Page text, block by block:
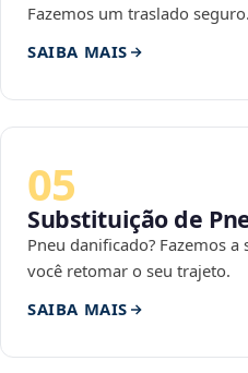
Fazemos um traslado seguro.
SAIBA MAIS
05
Substituição de
Pneu danificado? Fazemos
você retomar o seu trajeto.
SAIBA MAIS